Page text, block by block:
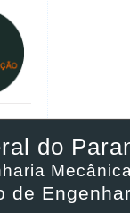
do
Mecânica
de